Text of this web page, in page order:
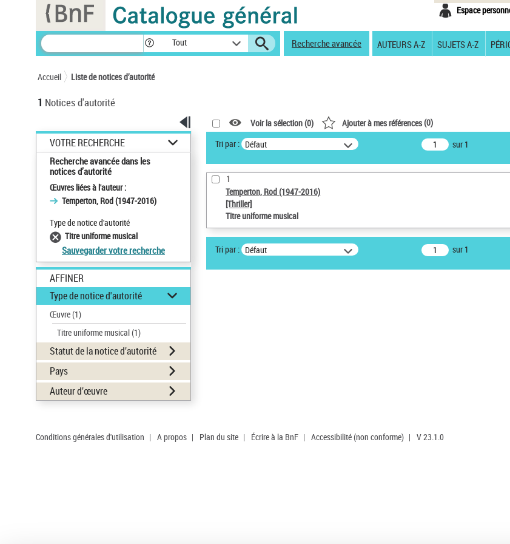
Espace
Tout Recherche avancée AUTEURS A-Z SUJETS A-Z
Accueil Liste de notices d’autorité
1 Notices d'autorité
VOTRE RECHERCHE
Recherche avancée dans les
notices d’autorité
Œuvres liées à l'auteur :
Temperton, Rod (1947-2016)
Type de notice d'autorité
Titre uniforme musical
Sauvegarder votre recherche
AFFINER
Type de notice d'autorité
Œuvre(1)
Titre uniforme musical(1)
Statut de la notice d’autorité
Pays
Auteur d’œuvre
Voir la sélection (0) Ajouter à mes références(0)
Tri par : Défaut sur 1
1
Temperton, Rod (1947-2016)
[Thriller]
Titre uniforme musical
Tri par : Défaut sur 1
Conditions générales d'utilisation | A propos | Plan du site | Écrire à la BnF | Accessibilité (non conforme) | V 23.1.0
Panneau de gestion des cookies